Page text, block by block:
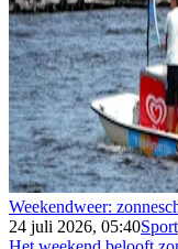
Weekendweer:
24 juli 2026, 05:40Sport